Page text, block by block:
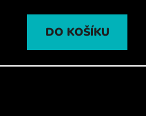
DO KOŠÍKU